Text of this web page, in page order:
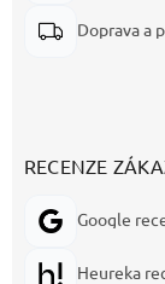
Doprava a
RECENZE
Google
Heureka